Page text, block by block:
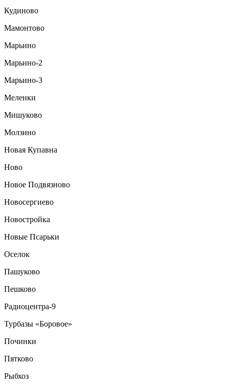
Кудиново
Мамонтово
Марьино
Марьино-2
Марьино-3
Меленки
Мишуково
Молзино
Новая Купавна
Ново
Новое Подвязново
Новосергиево
Новостройка
Новые Псарьки
Оселок
Пашуково
Пешково
Радиоцентра-9
Турбазы «Боровое»
Починки
Пятково
Рыбхоз